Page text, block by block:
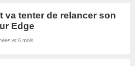
va tenter de relancer son
Edge
et 6 mois